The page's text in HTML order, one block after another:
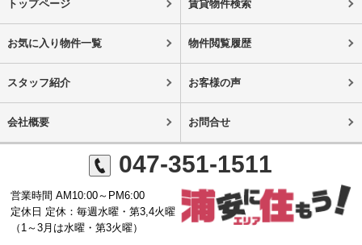
トップページ 賃貸物件検索
お気に入り物件一覧 物件閲覧履歴
スタッフ紹介 お客様の声
会社概要 お問合せ
047-351-1511
営業時間 AM10:00～PM6:00
定休日 定休：毎週水曜・第3,4火曜
（1～3月は水曜・第3火曜）